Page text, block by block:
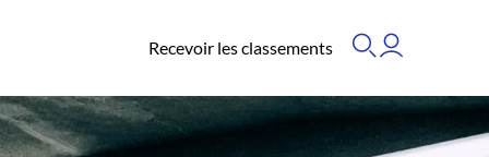
Recevoir les classements